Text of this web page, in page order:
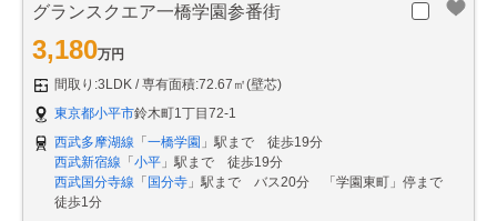
グランスクエア一橋学園参番街
3,180万円
間取り:3LDK
専有面積:72.67㎡(壁芯)
東京都小平市鈴木町1丁目72-1
西武多摩湖線 「一橋学園 」駅まで 徒歩19分
西武新宿線 「小平 」駅まで 徒歩19分
西武国分寺線 「国分寺 」駅まで バス20分 「学園東町」停まで
徒歩1分